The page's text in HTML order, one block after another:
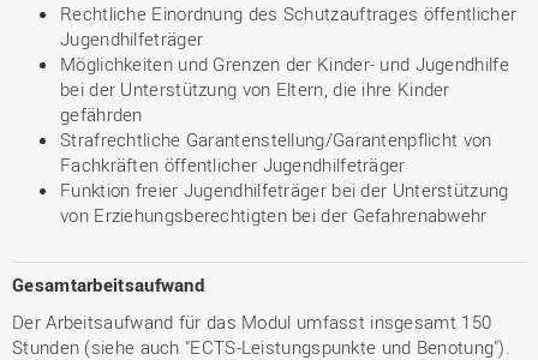
Rechtliche Einordnung des Schutzauftrages öffentlicher
Jugendhilfeträger
Möglichkeiten und Grenzen der Kinder- und Jugendhilfe
bei der Unterstützung von Eltern, die ihre Kinder
gefährden
Strafrechtliche Garantenstellung/Garantenpflicht von
Fachkräften öffentlicher Jugendhilfeträger
Funktion freier Jugendhilfeträger bei der Unterstützung
von Erziehungsberechtigten bei der Gefahrenabwehr
Gesamtarbeitsaufwand
Der Arbeitsaufwand für das Modul umfasst insgesamt 150
Stunden (siehe auch "ECTS-Leistungspunkte und Benotung").